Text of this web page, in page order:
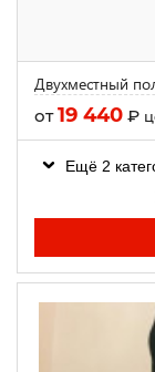
Двухместный
от19 440 ₽
Ещё 2